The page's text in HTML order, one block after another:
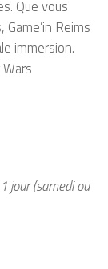
Que vous
Reims
immersion.
jour (samedi ou